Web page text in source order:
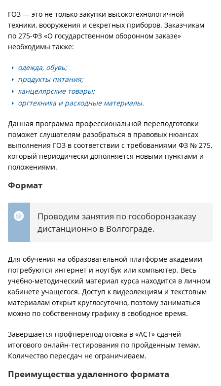
ГОЗ — это не только закупки высокотехнологичной
техники, вооружения и секретных приборов. Заказчикам
по 275-ФЗ «О государственном оборонном заказе»
необходимы также:
одежда, обувь;
продукты питания;
канцелярские товары;
оргтехника и расходные материалы.
Данная программа профессиональной переподготовки
поможет слушателям разобраться в правовых нюансах
выполнения ГОЗ в соответствии с требованиями ФЗ № 275,
который периодически дополняется новыми пунктами и
положениями.
Формат
Проводим занятия по гособоронзаказу
дистанционно в Волгограде.
Для обучения на образовательной платформе академии
потребуются интернет и ноутбук или компьютер. Весь
учебно-методический материал курса находится в личном
кабинете учащегося. Доступ к видеолекциям и текстовым
материалам открыт круглосуточно, поэтому заниматься
можно по собственному графику в свободное время.
Завершается профпереподготовка в «АСТ» сдачей
итогового онлайн-тестирования по пройденным темам.
Количество пересдач не ограничиваем.
Преимущества удаленного формата